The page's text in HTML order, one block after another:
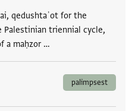
qedushtaʾot for the
triennial cycle,
a maḥzor …
palimpsest